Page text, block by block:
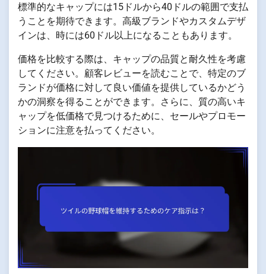
標準的なキャップには15ドルから40ドルの範囲で支払
うことを期待できます。高級ブランドやカスタムデザ
インは、時には60ドル以上になることもあります。
価格を比較する際は、キャップの品質と耐久性を考慮
してください。顧客レビューを読むことで、特定のブ
ランドが価格に対して良い価値を提供しているかどう
かの洞察を得ることができます。さらに、質の高いキ
ャップを低価格で見つけるために、セールやプロモー
ションに注意を払ってください。